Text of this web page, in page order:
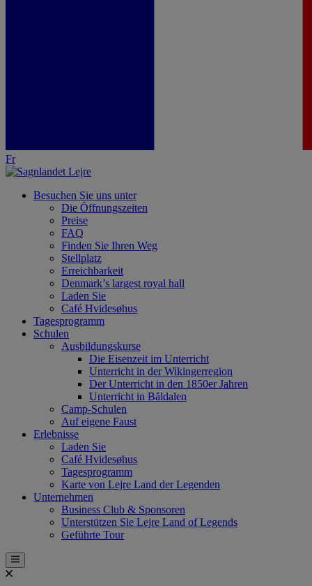
Fr
Besuchen Sie uns unter
Die Öffnungszeiten
Preise
FAQ
Finden Sie Ihren Weg
Stellplatz
Erreichbarkeit
Denmark’s largest royal hall
Laden Sie
Café Hvidesøhus
Tagesprogramm
Schulen
Ausbildungskurse
Die Eisenzeit im Unterricht
Unterricht in der Wikingerregion
Der Unterricht in den 1850er Jahren
Unterricht in Båldalen
Camp-Schulen
Auf eigene Faust
Erlebnisse
Laden Sie
Café Hvidesøhus
Tagesprogramm
Karte von Lejre Land der Legenden
Unternehmen
Business Club & Sponsoren
Unterstützen Sie Lejre Land of Legends
Geführte Tour